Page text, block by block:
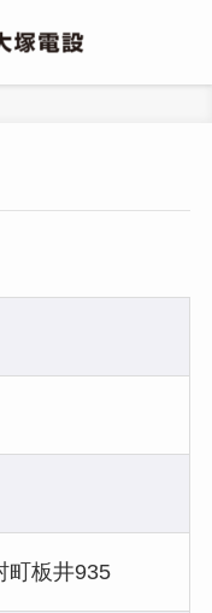
町板井935